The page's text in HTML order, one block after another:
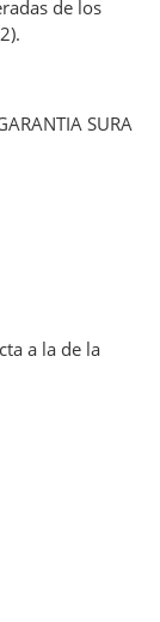
de los
SURA
a la de la